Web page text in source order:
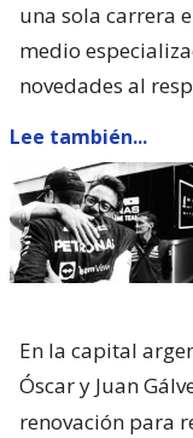
una sola carrera
medio
novedades al
Lee también...
En la capital
Óscar y Juan
renovación para